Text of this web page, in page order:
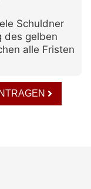
Schuldner
des gelben
alle Fristen